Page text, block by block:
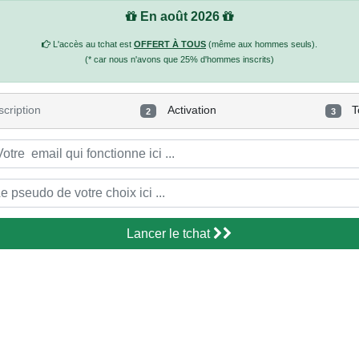
En août 2026
L'accès au tchat est OFFERT À TOUS (même aux hommes seuls).
(* car nous n'avons que 25% d'hommes inscrits)
2 Activation 3
Lancer le tchat